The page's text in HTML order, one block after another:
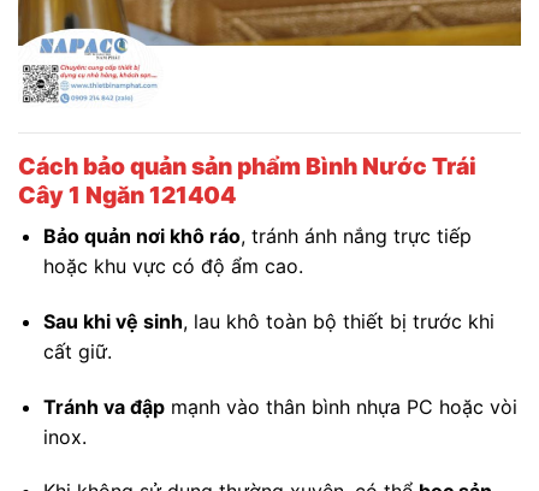
Cách bảo quản sản phẩm Bình Nước Trái
Cây 1 Ngăn 121404
Bảo quản nơi khô ráo, tránh ánh nắng trực tiếp
hoặc khu vực có độ ẩm cao.
Sau khi vệ sinh, lau khô toàn bộ thiết bị trước khi
cất giữ.
Tránh va đậpmạnh vào thân bình nhựa PC hoặc vòi
inox.